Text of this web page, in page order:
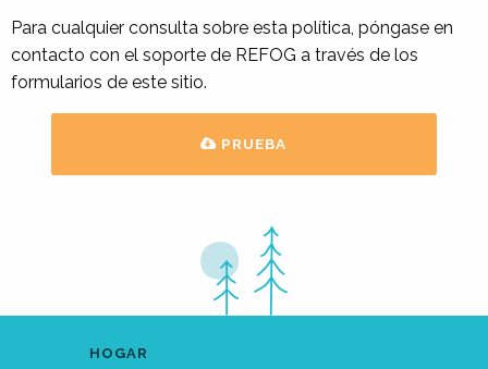
Para cualquier consulta sobre esta política, póngase en
contacto con el soporte de REFOG a través de los
formularios de este sitio.
PRUEBA
HOGAR